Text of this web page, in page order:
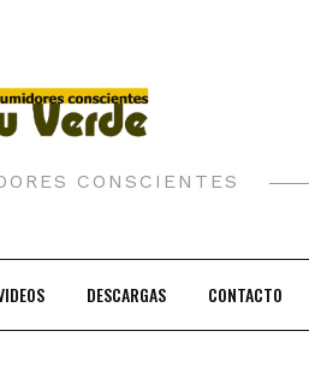
CONSCIENTES
DESCARGAS CONTACTO